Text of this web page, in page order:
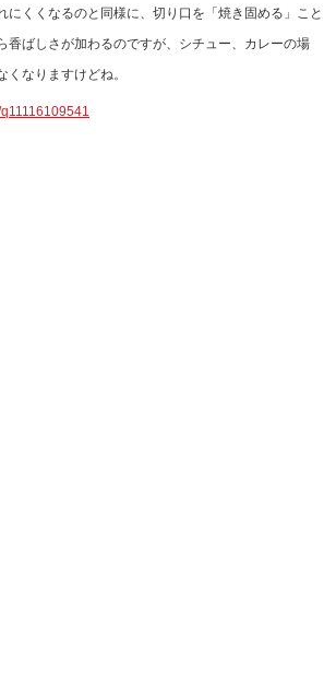
くくなるのと同様に、切り口を「焼き固める」こと
ばしさが加わるのですが、シチュー、カレーの場
なりますけどね。